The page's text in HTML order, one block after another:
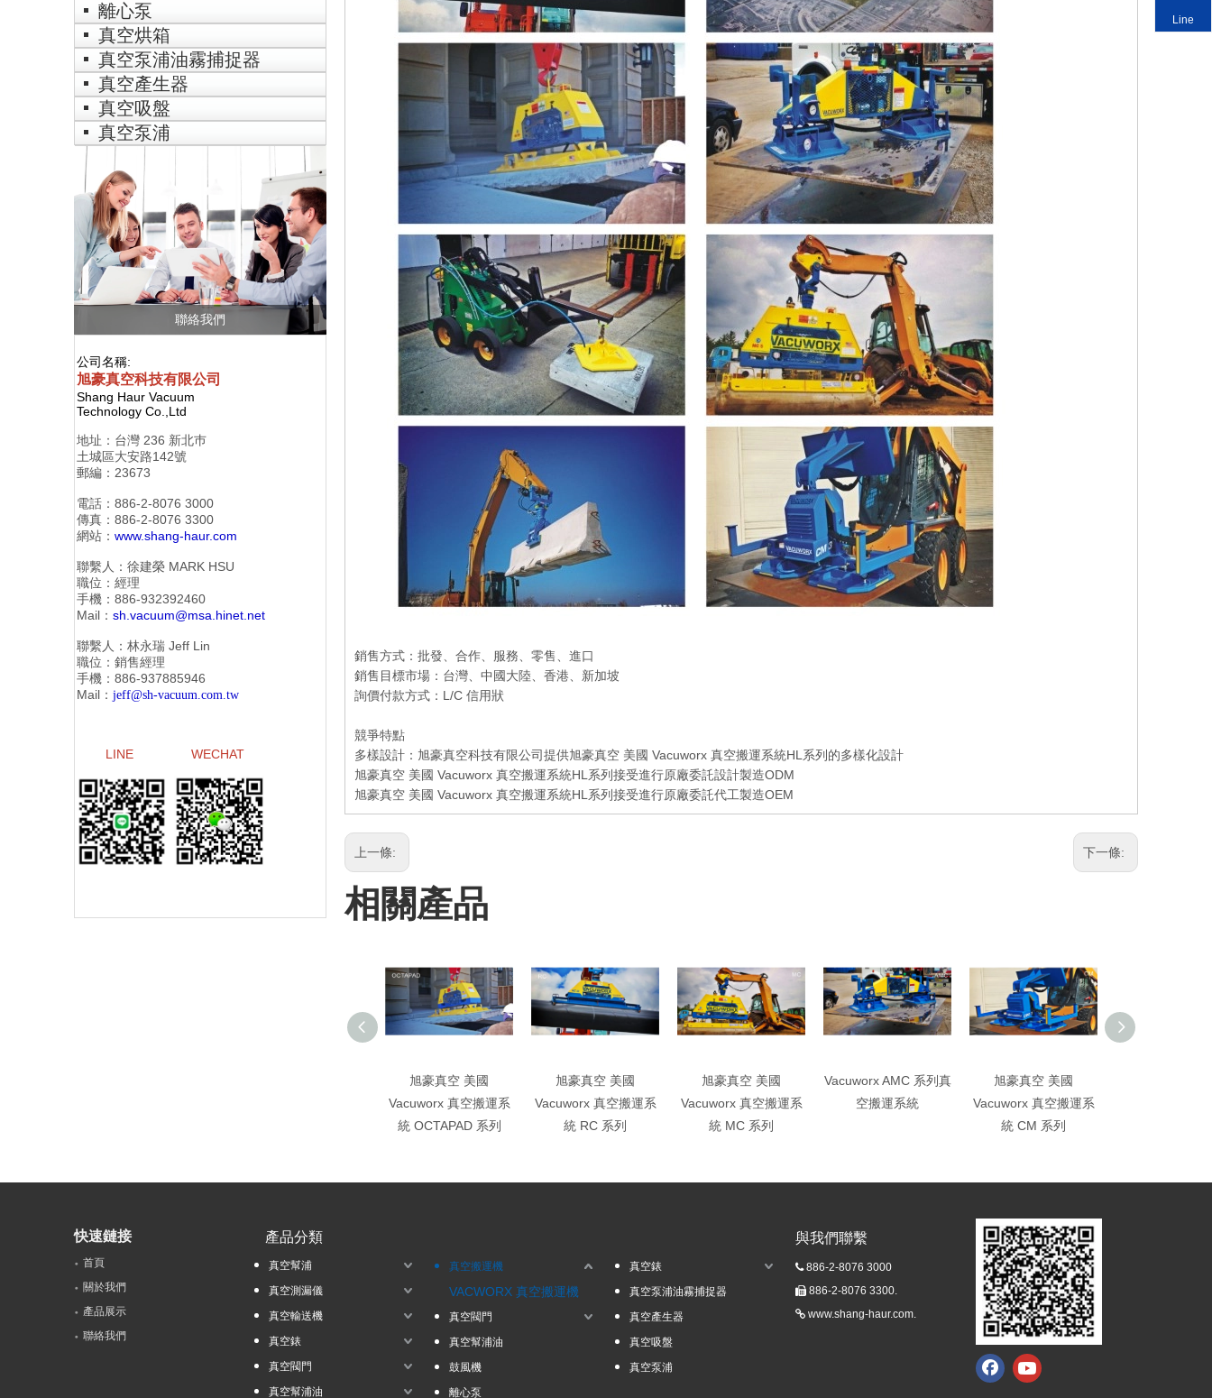
離心泵
真空烘箱
真空泵浦油霧捕捉器
真空產生器
真空吸盤
真空泵浦
聯絡我們
公司名稱:
旭豪真空科技有限公司
Shang Haur Vacuum
Technology Co.,Ltd
地址： 台灣 236 新北巿
土城區大安路142號
郵編：23673
電話：886-2-8076 3000
傳真：886-2-8076 3300
網站： www.shang-haur.com
聯繫人：徐建榮 MARK HSU
職位：經理
手機：886-932392460
Mail： sh.vacuum@msa.hinet.net
聯繫人：林永瑞 Jeff Lin
職位：銷售經理
手機：886-937885946
Mail： jeff@sh-vacuum.com.tw
LINE WECHAT
銷售方式：批發、合作、服務、零售、進口
銷售目標市場：台灣、中國大陸、香港、新加坡
詢價付款方式：L/C 信用狀
競爭特點
多樣設計：旭豪真空科技有限公司提供旭豪真空 美國 Vacuworx 真空搬運系統HL系列的多樣化設計
旭豪真空 美國 Vacuworx 真空搬運系統HL系列接受進行原廠委託設計製造ODM
旭豪真空 美國 Vacuworx 真空搬運系統HL系列接受進行原廠委託代工製造OEM
上一條: 下一條:
相關產品
旭豪真空 美國
Vacuworx 真空搬運系
統 OCTAPAD 系列
旭豪真空 美國
Vacuworx 真空搬運系
統 RC 系列
旭豪真空 美國
Vacuworx 真空搬運系
統 MC 系列
Vacuworx AMC 系列真
空搬運系統
旭豪真空 美國
Vacuworx 真空搬運系
統 CM 系列
快速鏈接
首頁
關於我們
產品展示
聯絡我們
產品分類
真空幫浦
真空測漏儀
真空輸送機
真空錶
真空閥門
真空幫浦油
真空搬運機
VACWORX 真空搬運機
真空閥門
真空幫浦油
鼓風機
離心泵
真空錶
真空泵浦油霧捕捉器
真空產生器
真空吸盤
真空泵浦
與我們聯繫
886-2-8076 3000
 886-2-8076 3300.
 www.shang-haur.com.
Line